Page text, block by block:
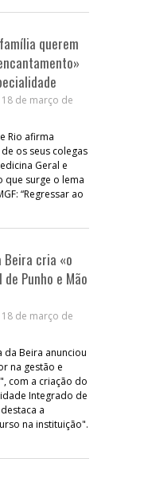
querem
de março de
Rio afirma
os seus colegas
Geral e
que surge o lema
“Regressar ao
Beira cria «o
Punho e Mão
de março de
da Beira anunciou
na gestão e
com a criação do
Integrado de
a
na instituição".